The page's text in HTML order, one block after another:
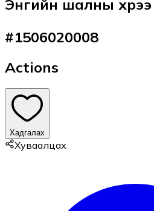
Энгийн шалны хүрээ
#1506020008
Actions
Хадгалах
Хуваалцах